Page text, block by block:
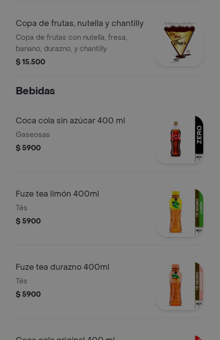
Copa de frutas, nutella y chantilly
Copa de frutas con nutella, fresa,
banano, durazno, y chantilly.
$ 15.500
Bebidas
Coca cola sin azúcar 400 ml
Gaseosas
$ 5900
Fuze tea limón 400ml
Tés
$ 5900
Fuze tea durazno 400ml
Tés
$ 5900